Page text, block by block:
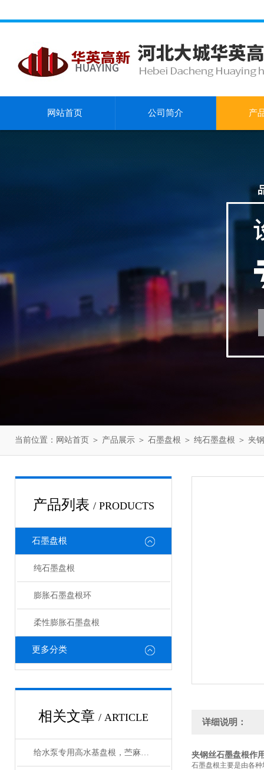
网站首页 公司简介 产
当前位置： 网站首页 ＞ 产品展示 ＞ 石墨盘根 ＞ 纯石墨盘根 ＞ 夹
产品列表 / PRODUCTS
石墨盘根
纯石墨盘根
膨胀石墨盘根环
柔性膨胀石墨盘根
更多分类
相关文章 / ARTICLE
给水泵专用高水基盘根，苎麻盘根使用温度
详细说明：
夹钢丝石墨盘根作
石墨盘根主要是由各